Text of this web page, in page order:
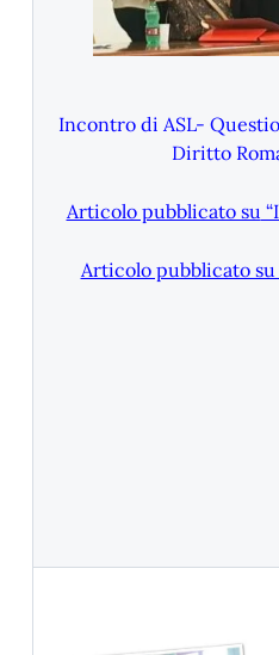
Incontro di ASL-
Diritto
Articolo pubblicato su
Articolo pubblicato su